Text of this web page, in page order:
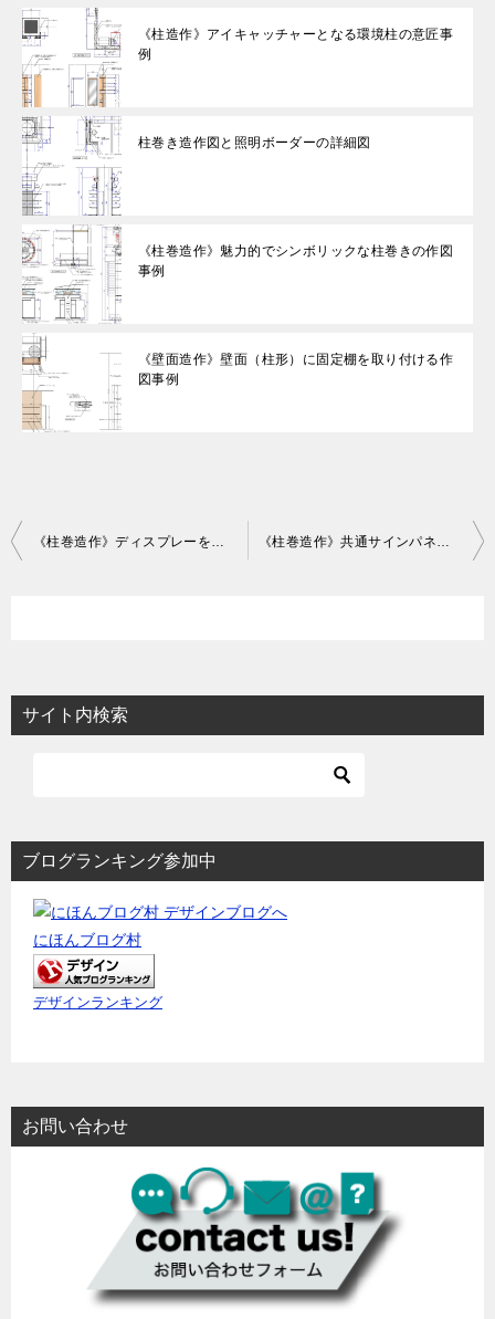
《柱造作》アイキャッチャーとなる環境柱の意匠事
例
柱巻き造作図と照明ボーダーの詳細図
《柱巻造作》魅力的でシンボリックな柱巻きの作図
事例
《壁面造作》壁面（柱形）に固定棚を取り付ける作
図事例
投
ー
《柱巻造作》ディスプレーを駆使したVMD柱でしたが！ 《柱巻造作》共通サインパネルを施した柱巻の施工図事例とチリの話
サイト内検索
ブログランキング参加中
にほんブログ村
デザインランキング
お問い合わせ